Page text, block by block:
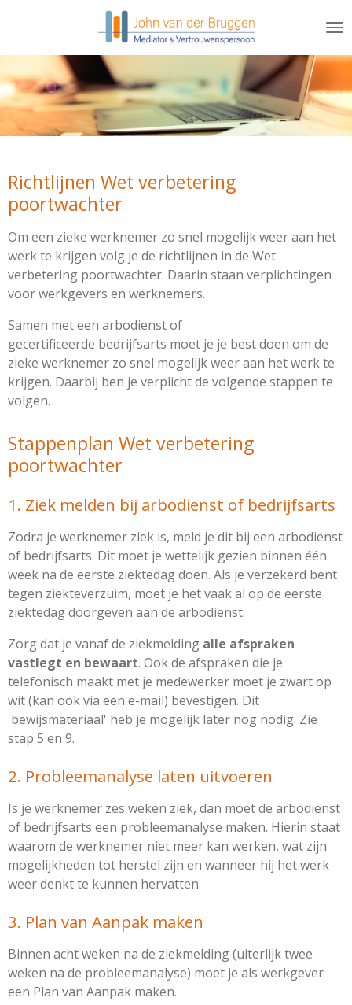
naar
de
hoofdinhoud
Richtlijnen Wet verbetering
poortwachter
Om een zieke werknemer zo snel mogelijk weer aan het
werk te krijgen volg je de richtlijnen in de Wet
verbetering poortwachter. Daarin staan verplichtingen
voor werkgevers en werknemers.
Samen met een arbodienst of
gecertificeerde bedrijfsarts moet je je best doen om de
zieke werknemer zo snel mogelijk weer aan het werk te
krijgen. Daarbij ben je verplicht de volgende stappen te
volgen.
Stappenplan Wet verbetering
poortwachter
1. Ziek melden bij arbodienst of bedrijfsarts
Zodra je werknemer ziek is, meld je dit bij een arbodienst
of bedrijfsarts. Dit moet je wettelijk gezien binnen één
week na de eerste ziektedag doen. Als je verzekerd bent
tegen ziekte­verzuim, moet je het vaak al op de eerste
ziektedag doorgeven aan de arbodienst.
Zorg dat je vanaf de ziekmelding alle afspraken
vastlegt en bewaart. Ook de afspraken die je
telefonisch maakt met je medewerker moet je zwart op
wit (kan ook via een e-mail) bevestigen. Dit
'bewijsmateriaal' heb je mogelijk later nog nodig. Zie
stap 5 en 9.
2. Probleemanalyse laten uitvoeren
Is je werknemer zes weken ziek, dan moet de arbodienst
of bedrijfsarts een probleemanalyse maken. Hierin staat
waarom de werknemer niet meer kan werken, wat zijn
mogelijkheden tot herstel zijn en wanneer hij het werk
weer denkt te kunnen hervatten.
3. Plan van Aanpak maken
Binnen acht weken na de ziekmelding (uiterlijk twee
weken na de probleemanalyse) moet je als werkgever
een Plan van Aanpak maken.